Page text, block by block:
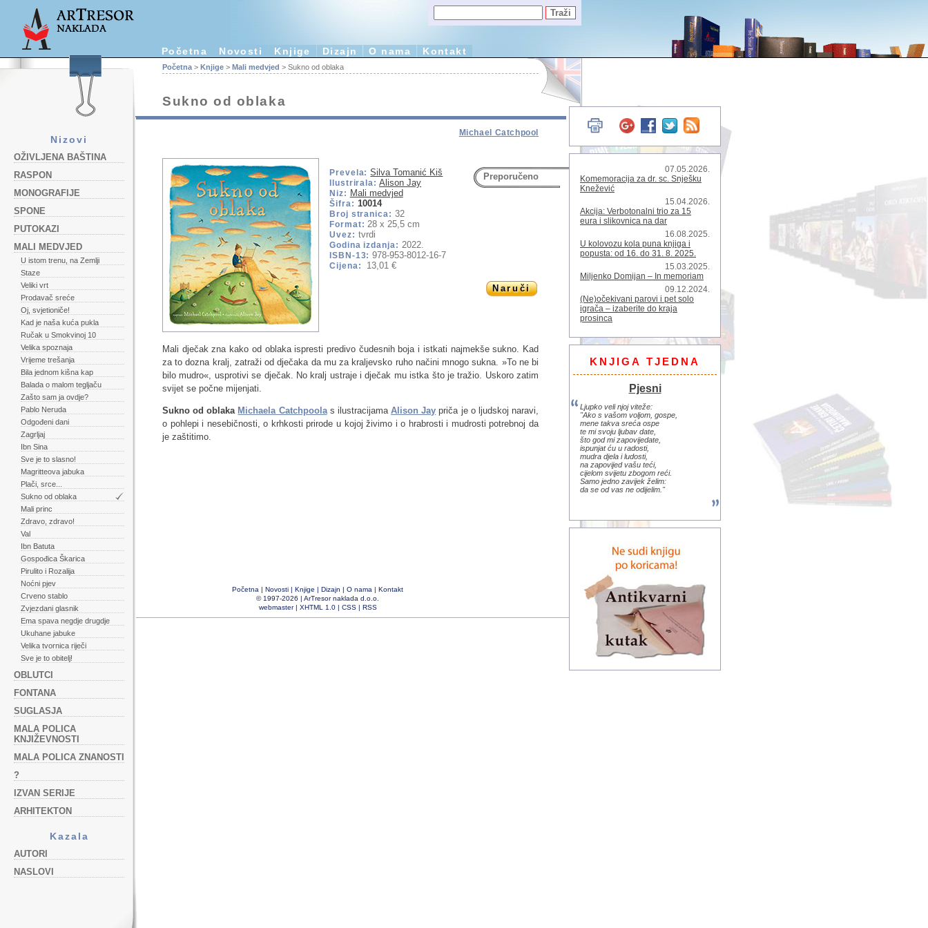
Početna Novosti Knjige Dizajn O nama Kontakt
Nizovi
OŽIVLJENA BAŠTINA
RASPON
MONOGRAFIJE
SPONE
PUTOKAZI
MALI MEDVJED
U istom trenu, na Zemlji
Staze
Veliki vrt
Prodavač sreće
Oj, svjetioniče!
Kad je naša kuća pukla
Ručak u Smokvinoj 10
Velika spoznaja
Vrijeme trešanja
Bila jednom kišna kap
Balada o malom tegljaču
Zašto sam ja ovdje?
Pablo Neruda
Odgođeni dani
Zagrljaj
Ibn Sina
Sve je to slasno!
Magritteova jabuka
Plači, srce...
Sukno od oblaka
Mali princ
Zdravo, zdravo!
Val
Ibn Batuta
Gospođica Škarica
Pirulito i Rozalija
Noćni pjev
Crveno stablo
Zvjezdani glasnik
Ema spava negdje drugdje
Ukuhane jabuke
Velika tvornica riječi
Sve je to obitelj!
OBLUTCI
FONTANA
SUGLASJA
MALA POLICA
KNJIŽEVNOSTI
MALA POLICA ZNANOSTI
?
IZVAN SERIJE
ARHITEKTON
Kazala
AUTORI
NASLOVI
Početna > Knjige > Mali medvjed > Sukno od oblaka
Sukno od oblaka
Michael Catchpool
Preporučeno
Prevela: Silva Tomanić Kiš
Ilustrirala: Alison Jay
Niz: Mali medvjed
Šifra: 10014
Broj stranica: 32
Format: 28 x 25,5 cm
Uvez: tvrdi
Godina izdanja: 2022.
ISBN-13: 978-953-8012-16-7
Cijena: 13,01 €
Naruči
Mali dječak zna kako od oblaka ispresti predivo čudesnih boja i istkati najmekše sukno. Kad
za to dozna kralj, zatraži od dječaka da mu za kraljevsko ruho načini mnogo sukna. »To ne bi
bilo mudro«, usprotivi se dječak. No kralj ustraje i dječak mu istka što je tražio. Uskoro zatim
svijet se počne mijenjati.
Sukno od oblaka Michaela Catchpoolas ilustracijamaAlison Jay priča je o ljudskoj naravi,
o pohlepi i nesebičnosti, o krhkosti prirode u kojoj živimo i o hrabrosti i mudrosti potrebnoj da
je zaštitimo.
Početna | Novosti | Knjige | Dizajn | O nama | Kontakt
© 1997-2026 | ArTresor naklada d.o.o.
webmaster| XHTML 1.0| CSS| RSS
07.05.2026.
Komemoracija za dr. sc. Snješku
Knežević
15.04.2026.
Akcija: Verbotonalni trio za 15
eura i slikovnica na dar
16.08.2025.
U kolovozu kola puna knjiga i
popusta: od 16. do 31. 8. 2025.
15.03.2025.
Miljenko Domijan – In memoriam
09.12.2024.
(Ne)očekivani parovi i pet solo
igrača – izaberite do kraja
prosinca
KNJIGA TJEDNA
Pjesni
Ljupko veli njoj viteže:
"Ako s vašom voljom, gospe,
mene takva sreća ospe
te mi svoju ljubav date,
što god mi zapovijedate,
ispunjat ću u radosti,
mudra djela i ludosti,
na zapovijed vašu teći,
cijelom svijetu zbogom reći.
Samo jedno zavijek želim:
da se od vas ne odijelim."